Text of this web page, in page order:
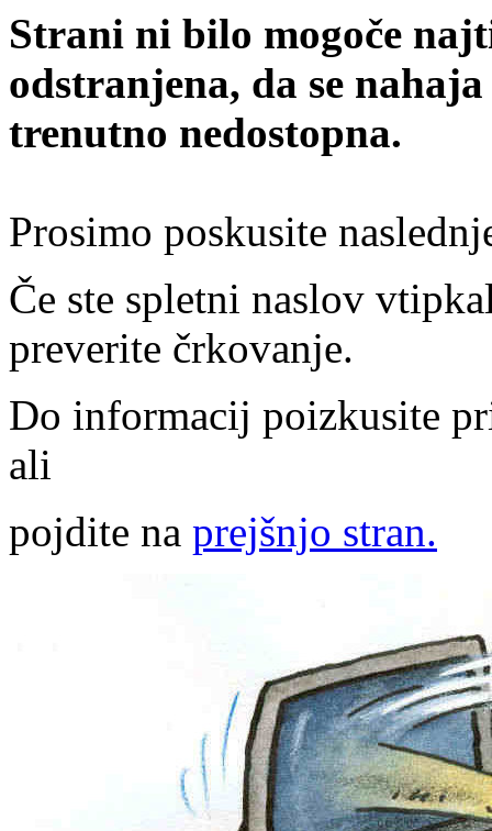
Strani ni bilo mogoče
odstranjena, da se
trenutno nedostopna.
Prosimo poskusite
Če ste spletni naslov
preverite črkovanje.
Do informacij poizkusite
ali
pojdite na prejšnjo stran.